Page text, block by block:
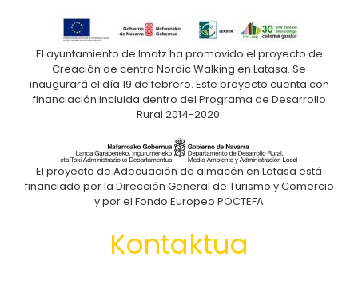
El ayuntamiento de Imotz ha promovido el proyecto de
Creación de centro Nordic Walking en Latasa. Se
inaugurará el día 19 de febrero. Este proyecto cuenta con
financiación incluida dentro del Programa de Desarrollo
Rural 2014-2020.
El proyecto de Adecuación de almacén en Latasa está
financiado por la Dirección General de Turismo y Comercio
y por el Fondo Europeo POCTEFA
Kontaktua